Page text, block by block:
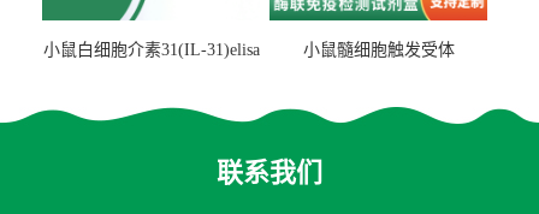
小鼠白细胞介素31(IL-31)elisa
小鼠髓细胞触发受体
联系我们